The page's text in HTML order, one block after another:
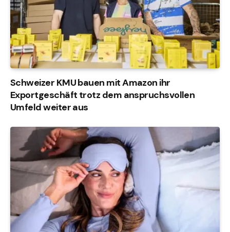
Schweizer KMU bauen mit Amazon ihr
Exportgeschäft trotz dem anspruchsvollen
Umfeld weiter aus